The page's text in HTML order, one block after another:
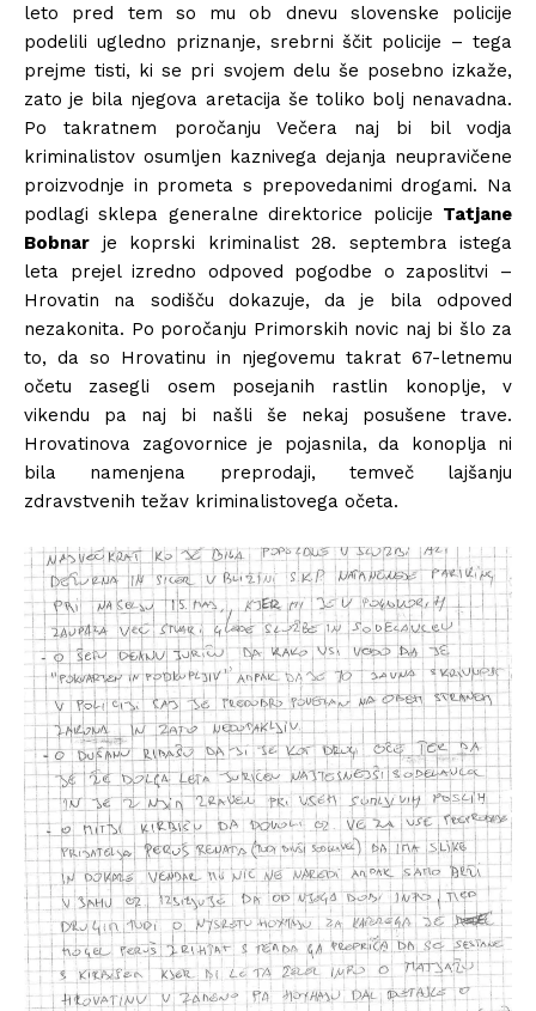
leto pred tem so mu ob dnevu slovenske policije
podelili ugledno priznanje, srebrni ščit policije – tega
prejme tisti, ki se pri svojem delu še posebno izkaže,
zato je bila njegova aretacija še toliko bolj nenavadna.
Po takratnem poročanju Večera naj bi bil vodja
kriminalistov osumljen kaznivega dejanja neupravičene
proizvodnje in prometa s prepovedanimi drogami. Na
podlagi sklepa generalne direktorice policije Tatjane
Bobnar je koprski kriminalist 28. septembra istega
leta prejel izredno odpoved pogodbe o zaposlitvi –
Hrovatin na sodišču dokazuje, da je bila odpoved
nezakonita. Po poročanju Primorskih novic naj bi šlo za
to, da so Hrovatinu in njegovemu takrat 67-letnemu
očetu zasegli osem posejanih rastlin konoplje, v
vikendu pa naj bi našli še nekaj posušene trave.
Hrovatinova zagovornice je pojasnila, da konoplja ni
bila namenjena preprodaji, temveč lajšanju
zdravstvenih težav kriminalistovega očeta.